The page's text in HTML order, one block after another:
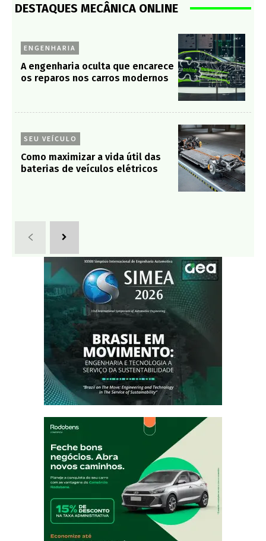
DESTAQUES MECÂNICA ONLINE
ENGENHARIA
A engenharia oculta que encarece
os reparos nos carros modernos
SEU VEÍCULO
Como maximizar a vida útil das
baterias de veículos elétricos